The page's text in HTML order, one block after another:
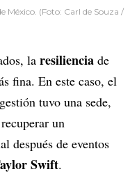
México. (Foto: Carl de Souza /
la resiliencia de
fina. En este caso, el
tuvo una sede,
un
después de eventos
Swift.